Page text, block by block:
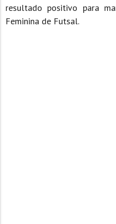
resultado positivo para
Feminina de Futsal.